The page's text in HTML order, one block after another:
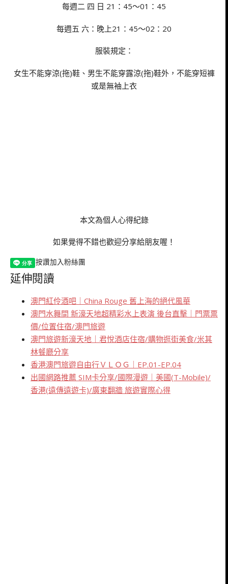
每週二 四 日 21：45～01：45
每週五 六：晚上21：45～02：20
服裝規定：
女生不能穿涼(拖)鞋、男生不能穿露涼(拖)鞋外，不能穿短褲
或是無袖上衣
本文為個人心得紀錄
如果覺得不錯也歡迎分享給朋友喔！
按讚加入粉絲團
延伸閱讀
澳門紅伶酒吧｜China Rouge 舊上海的絕代風華
澳門水舞間 新濠天地超精彩水上表演 後台直擊｜門票票
價/位置住宿/澳門旅遊
澳門旅遊新濠天地｜君悅酒店住宿/購物逛街美食/米其
林餐廳分享
香港澳門旅遊自由行ＶＬＯＧ｜EP.01-EP.04
出國網路推薦 SIM卡分享/國際漫遊｜美國(T-Mobile)/
香港(遠傳遠遊卡)/廣東翻牆 旅遊實際心得